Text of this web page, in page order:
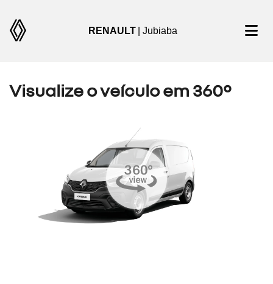
RENAULT | Jubiaba
Visualize o veículo em 360°